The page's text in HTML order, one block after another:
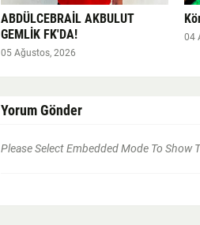
ABDÜLCEBRAİL AKBULUT
GEMLİK FK'DA!
05 Ağustos, 2026
04
Yorum Gönder
Please Select Embedded Mode To Show